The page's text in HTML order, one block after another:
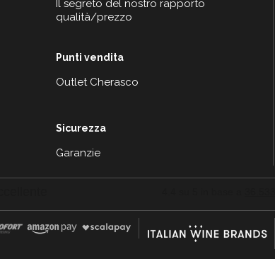
Il segreto del nostro rapporto
qualità/prezzo
Punti vendita
Outlet Cherasco
Sicurezza
Garanzie